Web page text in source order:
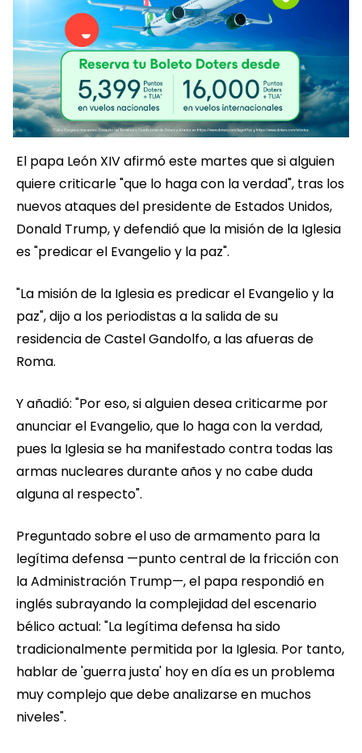
El papa León XIV afirmó este martes que si alguien
quiere criticarle "que lo haga con la verdad", tras los
nuevos ataques del presidente de Estados Unidos,
Donald Trump, y defendió que la misión de la Iglesia
es "predicar el Evangelio y la paz".
"La misión de la Iglesia es predicar el Evangelio y la
paz", dijo a los periodistas a la salida de su
residencia de Castel Gandolfo, a las afueras de
Roma.
Y añadió: "Por eso, si alguien desea criticarme por
anunciar el Evangelio, que lo haga con la verdad,
pues la Iglesia se ha manifestado contra todas las
armas nucleares durante años y no cabe duda
alguna al respecto".
Preguntado sobre el uso de armamento para la
legítima defensa —punto central de la fricción con
la Administración Trump—, el papa respondió en
inglés subrayando la complejidad del escenario
bélico actual: "La legítima defensa ha sido
tradicionalmente permitida por la Iglesia. Por tanto,
hablar de 'guerra justa' hoy en día es un problema
muy complejo que debe analizarse en muchos
niveles".